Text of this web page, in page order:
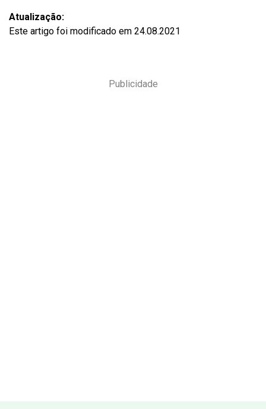
Atualização:
Este artigo foi modificado em 24.08.2021
Publicidade